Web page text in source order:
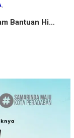
,
Bantuan Hi…